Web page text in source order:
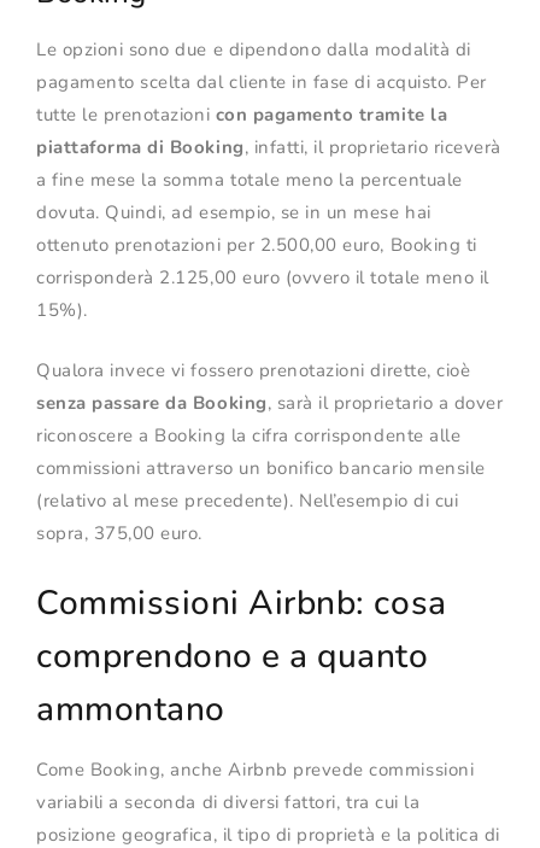
Le opzioni sono due e dipendono dalla modalità di
pagamento scelta dal cliente in fase di acquisto. Per
tutte le prenotazioni con pagamento tramite la
piattaforma di Booking, infatti, il proprietario riceverà
a fine mese la somma totale meno la percentuale
dovuta. Quindi, ad esempio, se in un mese hai
ottenuto prenotazioni per 2.500,00 euro, Booking ti
corrisponderà 2.125,00 euro (ovvero il totale meno il
15%).
Qualora invece vi fossero prenotazioni dirette, cioè
senza passare da Booking, sarà il proprietario a dover
riconoscere a Booking la cifra corrispondente alle
commissioni attraverso un bonifico bancario mensile
(relativo al mese precedente). Nell’esempio di cui
sopra, 375,00 euro.
Commissioni Airbnb: cosa
comprendono e a quanto
ammontano
Come Booking, anche Airbnb prevede commissioni
variabili a seconda di diversi fattori, tra cui la
posizione geografica, il tipo di proprietà e la politica di